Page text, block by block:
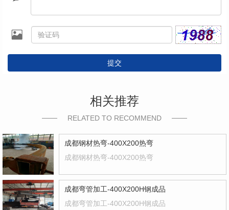
提交
相关推荐
RELATED TO RECOMMEND
成都钢材热弯-400X200热弯
成都钢材热弯-400X200热弯
成都弯管加工-400X200H钢成品
成都弯管加工-400X200H钢成品